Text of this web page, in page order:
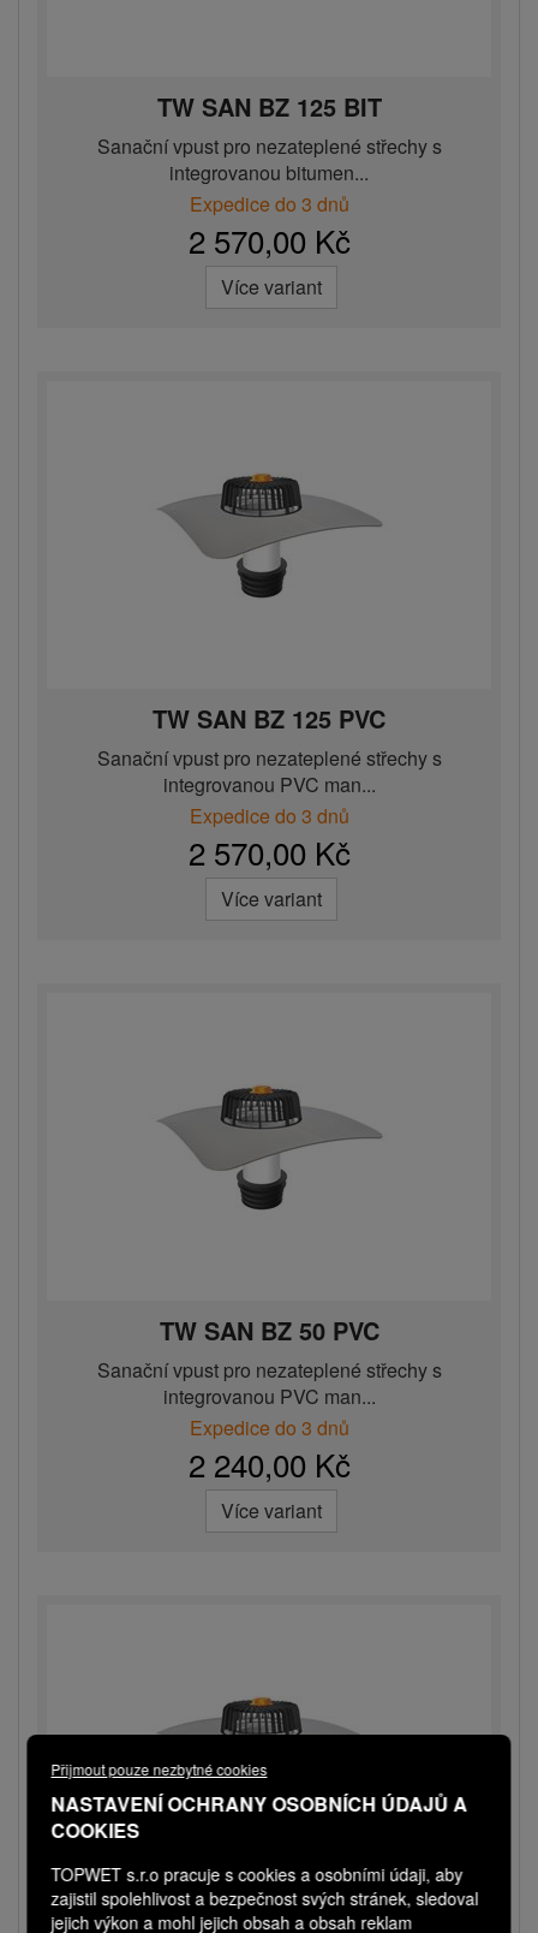
Přijmout pouze nezbytné cookies
NASTAVENÍ OCHRANY OSOBNÍCH ÚDAJŮ A
COOKIES
TOPWET s.r.o pracuje s cookies a osobními údaji, aby
zajistil spolehlivost a bezpečnost svých stránek, sledoval
jejich výkon a mohl jejich obsah a obsah reklam
TW SAN BZ 125 BIT
Sanační vpust pro nezateplené střechy s
integrovanou bitumen...
Expedice do 3 dnů
2 570,00 Kč
Více variant
TW SAN BZ 125 PVC
Sanační vpust pro nezateplené střechy s
integrovanou PVC man...
Expedice do 3 dnů
2 570,00 Kč
Více variant
TW SAN BZ 50 PVC
Sanační vpust pro nezateplené střechy s
integrovanou PVC man...
Expedice do 3 dnů
2 240,00 Kč
Více variant